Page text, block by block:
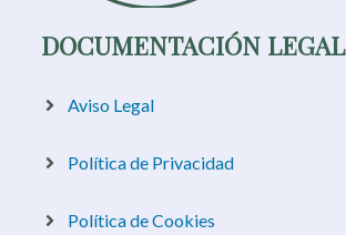
DOCUMENTACIÓN LEGAL
Aviso Legal
Política de Privacidad
Política de Cookies